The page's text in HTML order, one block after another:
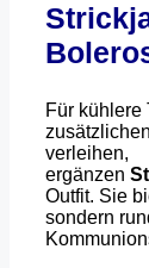
Für kühlere
verleihen,
ergänzen
Outfit. Sie
sondern